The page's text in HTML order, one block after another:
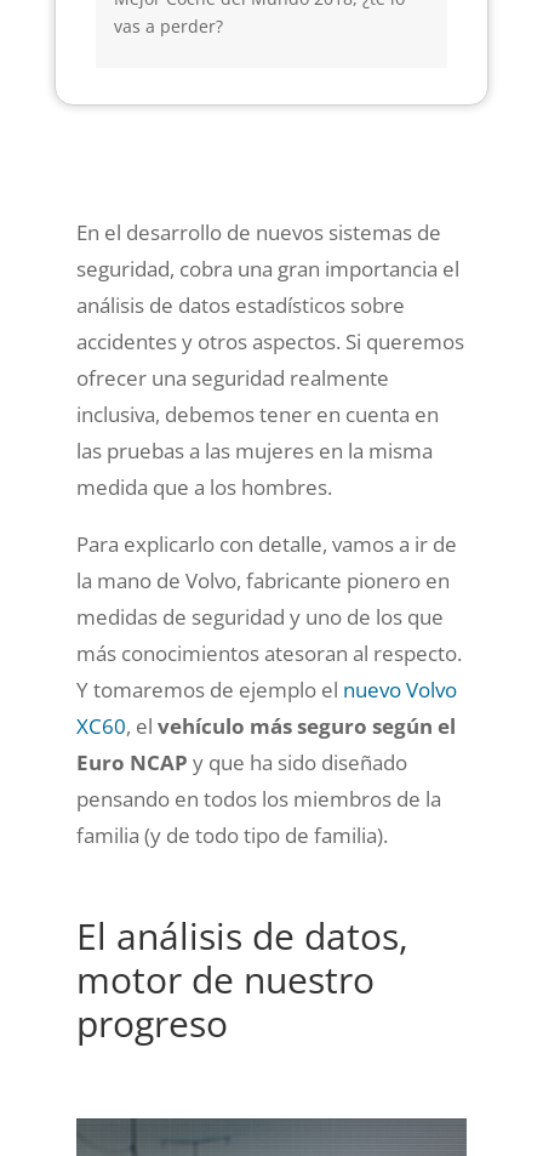
vas a perder?
En el desarrollo de nuevos sistemas de
seguridad, cobra una gran importancia el
análisis de datos estadísticos sobre
accidentes y otros aspectos. Si queremos
ofrecer una seguridad realmente
inclusiva, debemos tener en cuenta en
las pruebas a las mujeres en la misma
medida que a los hombres.
Para explicarlo con detalle, vamos a ir de
la mano de Volvo, fabricante pionero en
medidas de seguridad y uno de los que
más conocimientos atesoran al respecto.
Y tomaremos de ejemplo el nuevo Volvo
XC60, el vehículo más seguro según el
Euro NCAP y que ha sido diseñado
pensando en todos los miembros de la
familia (y de todo tipo de familia).
El análisis de datos,
motor de nuestro
progreso